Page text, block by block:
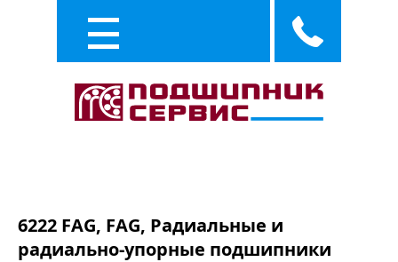
6222 FAG, FAG, Радиальные и
радиально-упорные подшипники